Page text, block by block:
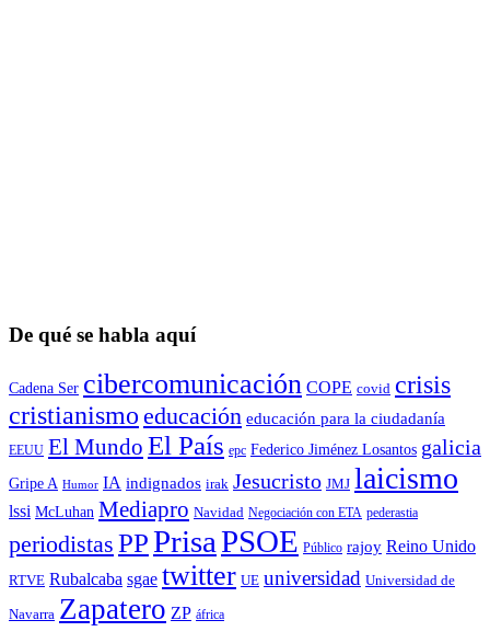
De qué se habla aquí
Cadena Ser cibercomunicación COPE covid crisis
cristianismo educación educación para la ciudadaní­a
EEUU El Mundo El País epc Federico Jiménez Losantos galicia
Gripe A Humor IA indignados irak Jesucristo JMJ laicismo
lssi McLuhan Mediapro Navidad Negociación con ETA pederastia
periodistas PPPrisaPSOE Público rajoy Reino Unido
RTVE Rubalcaba sgae twitter UE universidad Universidad de
Navarra Zapatero ZP áfrica